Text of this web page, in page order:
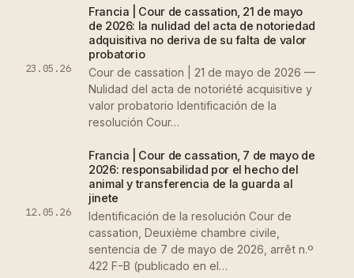
23.05.26
Francia | Cour de cassation, 21 de mayo
de 2026: la nulidad del acta de notoriedad
adquisitiva no deriva de su falta de valor
probatorio
Cour de cassation | 21 de mayo de 2026 —
Nulidad del acta de notoriété acquisitive y
valor probatorio Identificación de la
resolución Cour…
12.05.26
Francia | Cour de cassation, 7 de mayo de
2026: responsabilidad por el hecho del
animal y transferencia de la guarda al
jinete
Identificación de la resolución Cour de
cassation, Deuxième chambre civile,
sentencia de 7 de mayo de 2026, arrêt n.º
422 F-B (publicado en el…